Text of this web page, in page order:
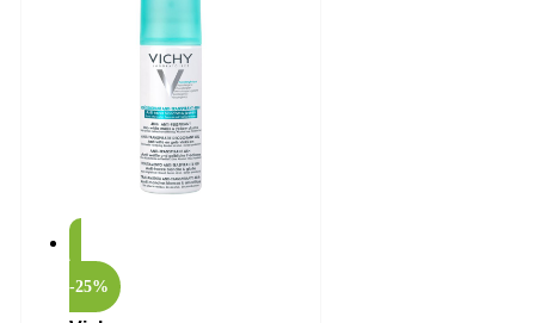
-25%